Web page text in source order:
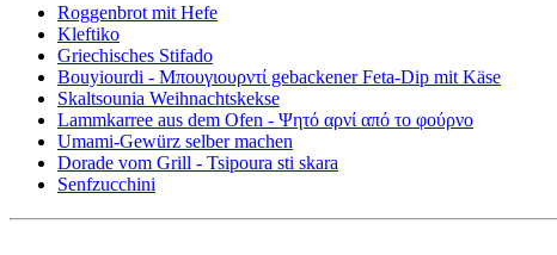
Roggenbrot mit Hefe
Kleftiko
Griechisches Stifado
Bouyiourdi - Μπουγιουρντί gebackener Feta-Dip mit Käse
Skaltsounia Weihnachtskekse
Lammkarree aus dem Ofen - Ψητό αρνί από το φούρνο
Umami-Gewürz selber machen
Dorade vom Grill - Tsipoura sti skara
Senfzucchini